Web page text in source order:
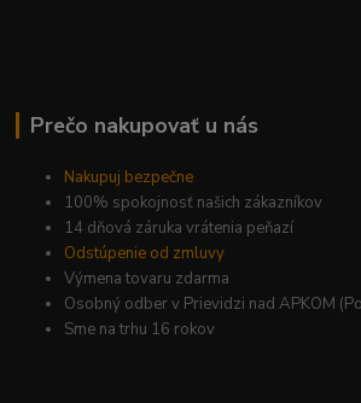
Prečo nakupovať u nás
Nakupuj bezpečne
100% spokojnosť našich zákazníkov
14 dňová záruka vrátenia peňazí
Odstúpenie od zmluvy
Výmena tovaru zdarma
Osobný odber v Prievidzi nad APKOM
Sme na trhu 16 rokov